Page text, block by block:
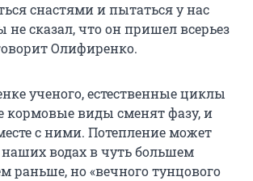
снастями и пытаться у нас
не сказал, что он пришел всерьез
Олифиренко.
ученого, естественные циклы
кормовые виды сменят фазу, и
с ними. Потепление может
наших водах в чуть большем
раньше, но «вечного тунцового